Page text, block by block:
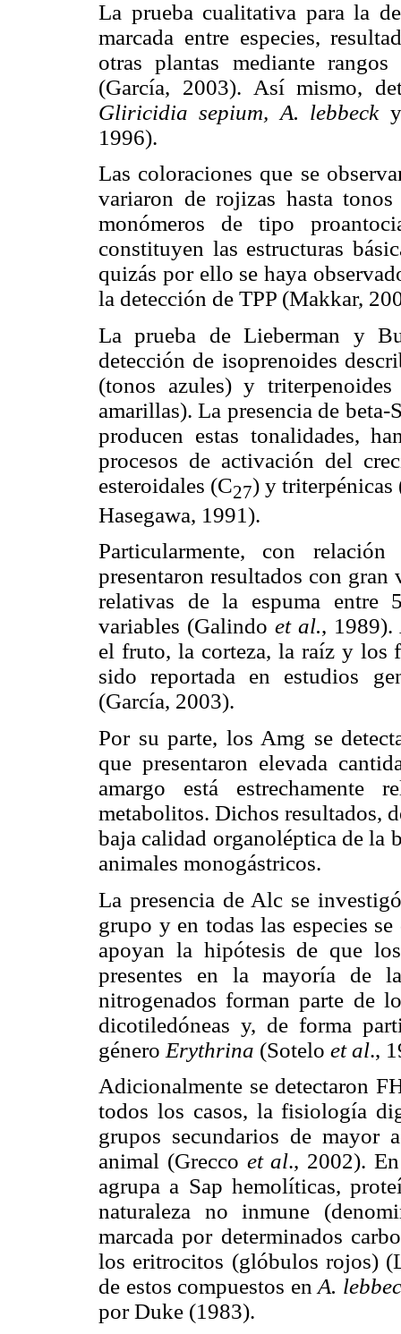
La prueba cualitativa para la
marcada entre especies,
otras plantas mediante
(García, 2003). Así mismo,
Gliricidia sepium, A. lebbeck
1996).
Las coloraciones que se
variaron de rojizas hasta
monómeros de tipo
constituyen las estructuras
quizás por ello se haya
la detección de TPP (Makkar,
La prueba de Lieberman y
detección de isoprenoides
(tonos azules) y
amarillas). La presencia de
producen estas tonalidades,
procesos de activación del
esteroidales (C27) y triterpénicas
Hasegawa, 1991).
Particularmente, con
presentaron resultados con
relativas de la espuma entre
variables (Galindo et al., 1989).
el fruto, la corteza, la raíz y los
sido reportada en estudios
(García, 2003).
Por su parte, los Amg se
que presentaron elevada
amargo está estrechamente
metabolitos. Dichos resultados,
baja calidad organoléptica de la
animales monogástricos.
La presencia de Alc se
grupo y en todas las especies
apoyan la hipótesis de que
presentes en la mayoría de
nitrogenados forman parte de
dicotiledóneas y, de forma
género Erythrina (Sotelo et al.,
Adicionalmente se detectaron
todos los casos, la fisiología
grupos secundarios de mayor
animal (Grecco et al., 2002).
agrupa a Sap hemolíticas,
naturaleza no inmune
marcada por determinados
los eritrocitos (glóbulos rojos)
de estos compuestos en A.
por Duke (1983).